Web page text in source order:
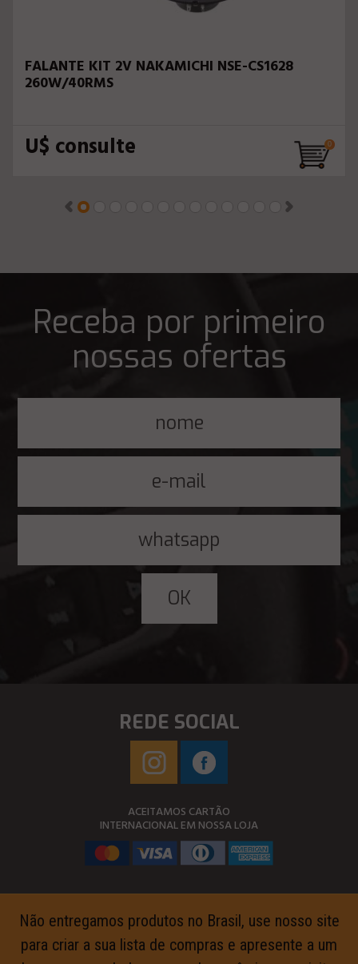
FALANTE KIT 2V NAKAMICHI NSE-CS1628
260W/40RMS
U$ consulte
Receba por primeiro
nossas ofertas
REDE SOCIAL
ACEITAMOS CARTÃO
INTERNACIONAL EM NOSSA LOJA
Não entregamos produtos no Brasil, use nosso site
para criar a sua lista de compras e apresente a um